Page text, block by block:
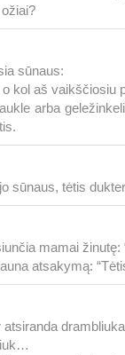
sūnaus:
kol aš vaikščiosiu
arba
sūnaus, tėtis
mamai
atsakymą:
atsiranda